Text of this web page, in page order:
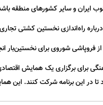
ایران و سایر کشورهای منطقه
درباره راه‌اندازی نخستین کشتی
فروپاشی شوروی برای
برای برگزاری یک همایش
در این برنامه شرکت کنند. این